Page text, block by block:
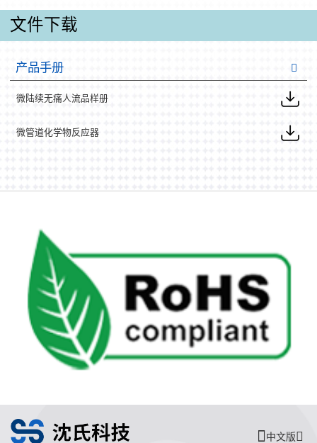
文件下载
产品手册
微陆续无痛人流品样册
微管道化学物反应器
中文版